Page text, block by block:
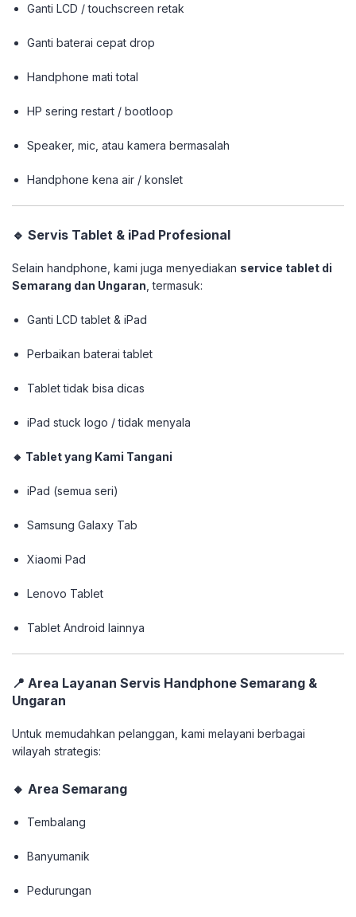
Ganti LCD / touchscreen retak
Ganti baterai cepat drop
Handphone mati total
HP sering restart / bootloop
Speaker, mic, atau kamera bermasalah
Handphone kena air / konslet
🔹 Servis Tablet & iPad Profesional
Selain handphone, kami juga menyediakan service tablet di
Semarang dan Ungaran , termasuk:
Ganti LCD tablet & iPad
Perbaikan baterai tablet
Tablet tidak bisa dicas
iPad stuck logo / tidak menyala
🔸 Tablet yang Kami Tangani
iPad (semua seri)
Samsung Galaxy Tab
Xiaomi Pad
Lenovo Tablet
Tablet Android lainnya
📍 Area Layanan Servis Handphone Semarang &
Ungaran
Untuk memudahkan pelanggan, kami melayani berbagai
wilayah strategis:
🔸 Area Semarang
Tembalang
Banyumanik
Pedurungan